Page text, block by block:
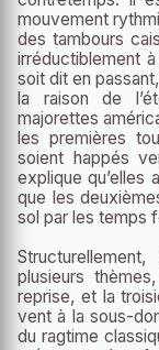
mouvement
des tambours
irréductiblement
soit dit en
la raison de
majorettes
les premières
soient happés
explique qu’elles
que les
sol par les temps
plusieurs
reprise, et la
vent à la sous-
du ragtime